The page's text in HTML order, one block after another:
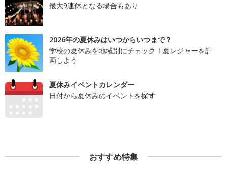
最大9連休となる場合もあり
2026年の夏休みはいつからいつまで？
学校の夏休みを地域別にチェック！夏レジャーを計
画しよう
夏休みイベントカレンダー
日付から夏休みのイベントを探す
おすすめ特集